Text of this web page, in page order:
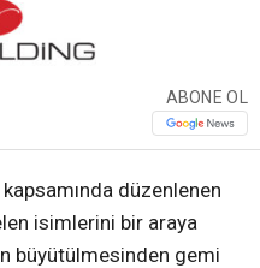
ABONE OL
kapsamında düzenlenen
isimlerini bir araya
büyütülmesinden gemi